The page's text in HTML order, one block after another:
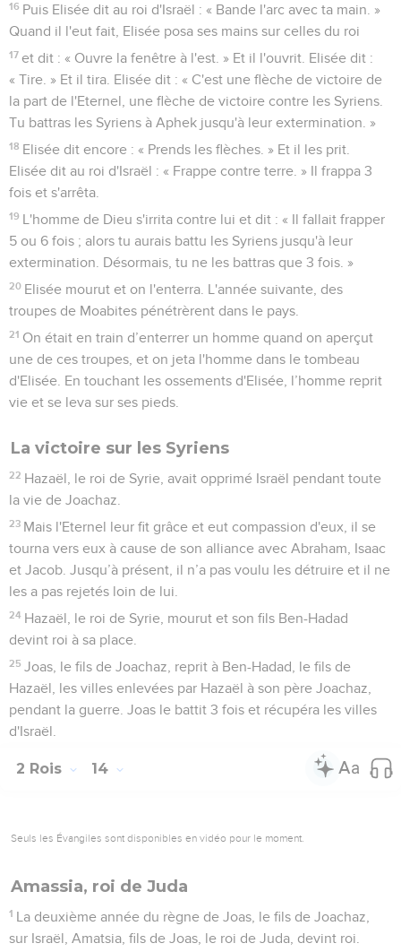
16 Puis Elisée dit au roi d'Israël : « Bande l'arc avec ta main. »
Quand il l'eut fait, Elisée posa ses mains sur celles du roi
17 et dit : « Ouvre la fenêtre à l'est. » Et il l'ouvrit. Elisée dit :
« Tire. » Et il tira. Elisée dit : « C'est une flèche de victoire de
la part de l'Eternel, une flèche de victoire contre les Syriens.
Tu battras les Syriens à Aphek jusqu'à leur extermination. »
18 Elisée dit encore : « Prends les flèches. » Et il les prit.
Elisée dit au roi d'Israël : « Frappe contre terre. » Il frappa 3
fois et s'arrêta.
19 L'homme de Dieu s'irrita contre lui et dit : « Il fallait frapper
5 ou 6 fois ; alors tu aurais battu les Syriens jusqu'à leur
extermination. Désormais, tu ne les battras que 3 fois. »
20 Elisée mourut et on l'enterra. L'année suivante, des
troupes de Moabites pénétrèrent dans le pays.
21 On était en train d’enterrer un homme quand on aperçut
une de ces troupes, et on jeta l'homme dans le tombeau
d'Elisée. En touchant les ossements d'Elisée, l’homme reprit
vie et se leva sur ses pieds.
La victoire sur les Syriens
22 Hazaël, le roi de Syrie, avait opprimé Israël pendant toute
la vie de Joachaz.
23 Mais l'Eternel leur fit grâce et eut compassion d'eux, il se
tourna vers eux à cause de son alliance avec Abraham, Isaac
et Jacob. Jusqu’à présent, il n’a pas voulu les détruire et il ne
les a pas rejetés loin de lui.
24 Hazaël, le roi de Syrie, mourut et son fils Ben-Hadad
devint roi à sa place.
25 Joas, le fils de Joachaz, reprit à Ben-Hadad, le fils de
Hazaël, les villes enlevées par Hazaël à son père Joachaz,
pendant la guerre. Joas le battit 3 fois et récupéra les villes
d'Israël.
2 Rois 14
Seuls les Évangiles sont disponibles en vidéo pour le moment.
Amassia, roi de Juda
1 La deuxième année du règne de Joas, le fils de Joachaz,
sur Israël, Amatsia, fils de Joas, le roi de Juda, devint roi.